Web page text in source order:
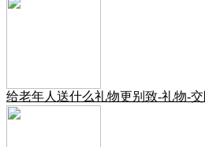
给老年人送什么礼物更别致-礼物-